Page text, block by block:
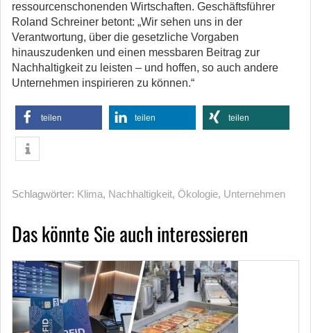
ressourcenschonenden Wirtschaften. Geschäftsführer
Roland Schreiner betont: „Wir sehen uns in der
Verantwortung, über die gesetzliche Vorgaben
hinauszudenken und einen messbaren Beitrag zur
Nachhaltigkeit zu leisten – und hoffen, so auch andere
Unternehmen inspirieren zu können.“
teilen teilen teilen
Schlagwörter: Klima, Nachhaltigkeit, Ökologie, Unternehmen
Das könnte Sie auch interessieren